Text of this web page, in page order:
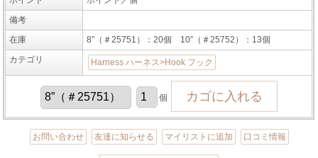
備考
在庫
8”（＃25751）：20個 10”（＃25752）：13個
カテゴリ
Harness ハーネス>Hook フック
個
お問い合わせ 友達に知らせる マイリストに追加 口コミ情報